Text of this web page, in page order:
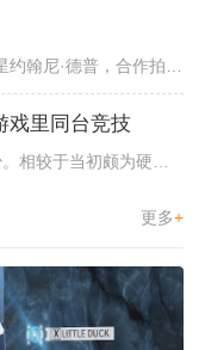
《黎明之海》今日正式公测，与好莱坞巨星约翰尼·德普，合作拍摄的宣传短片《冒险者的游戏》同步上线！沉浸式环球之旅 打造属于...
戏里同台竞技
老实说，近些年或2D或3D的格斗游戏不少。相较于当初颇为硬核的难度。如今这类游戏大都以较低的游玩门槛，独特的技能机制吸引...
更多+